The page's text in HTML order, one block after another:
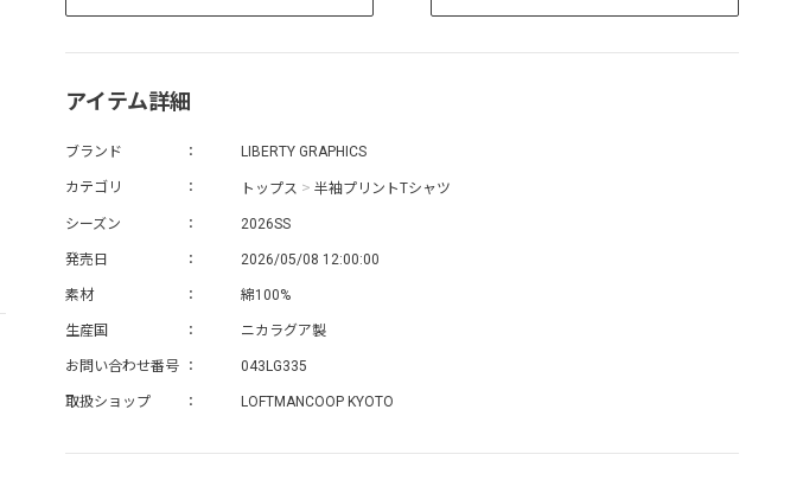
アイテム詳細
ブランド LIBERTY GRAPHICS
カテゴリ トップス > 半袖プリントTシャツ
シーズン 2026SS
発売日 2026/05/08 12:00:00
素材 綿100%
生産国 ニカラグア製
お問い合わせ番号 043LG335
取扱ショップ LOFTMANCOOP KYOTO